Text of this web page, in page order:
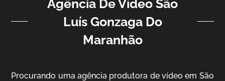
Agência De Vídeo São
Luís Gonzaga Do
Maranhão
Procurando uma agência produtora de vídeo em São